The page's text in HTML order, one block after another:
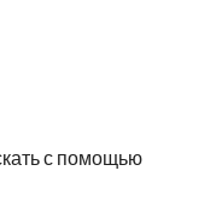
с помощью